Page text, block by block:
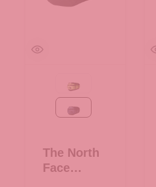
Safety Green-TNF Black
Summit Navy-TNF Black
The North
Face